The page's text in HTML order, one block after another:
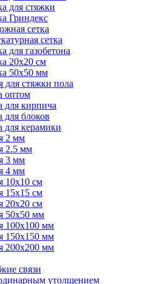
для стяжки
Гриндекс
сетка
сетка
для газобетона
20x20 см
50x50 мм
для стяжки пола
оптом
для кирпича
для блоков
для керамики
2 мм
2.5 мм
3 мм
4 мм
10x10 см
15x15 см
20x20 см
50x50 мм
100x100 мм
150x150 мм
200x200 мм
связи
утолщением